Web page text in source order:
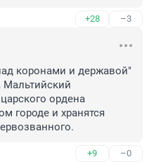
+28 –3
коронами и державой"
Мальтийский
ордена
городе и хранятся
+9 –0